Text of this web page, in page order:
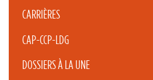
CARRIÈRES
CAP-CCP-LDG
DOSSIERS À LA UNE